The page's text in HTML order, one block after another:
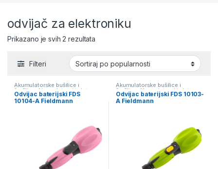
odvijač za elektroniku
Prikazano je svih 2 rezultataSortirano po popularnosti
Filteri
Akumulatorske bušilice i
šrafilice Akumulatorski alat
Odvijac baterijski FDS
10104-A Fieldmann
Akumulatorske bušilice i
šrafilice Akumulatorski alat
Odvijac baterijski FDS 10103-
A Fieldmann